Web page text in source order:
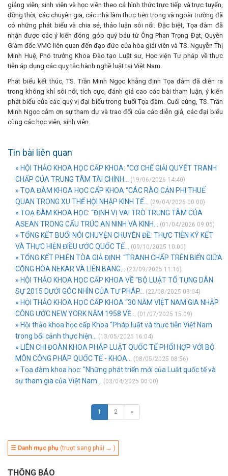
giảng viên, sinh viên và học viên theo cả hình thức trực tiếp và trực tuyến,
đồng thời, các chuyên gia, các nhà làm thực tiễn trong và ngoài trường đã
có những phát biểu và chia sẻ, thảo luận sôi nổi. Đặc biệt, Tọa đàm đã
nhận được các ý kiến đóng góp quý báu từ Ông Phan Trọng Đạt, Quyền
Giám đốc VMC liên quan đến đạo đức của hòa giải viên và TS. Nguyễn Thị
Minh Huệ, Phó trưởng Khoa Đào tạo Luật sư, Học viện Tư pháp về thực
tiễn áp dụng các quy tắc hành nghề luật tại Việt Nam.
Phát biểu kết thúc, TS. Trần Minh Ngọc khẳng định Tọa đàm đã diễn ra
trong không khí sôi nổi, tích cực, đánh giá cao các bài tham luận, ý kiến
phát biểu của các quý vị đại biểu trong buổi Tọa đàm. Cuối cùng, TS. Trần
Minh Ngọc cảm ơn sự tham dự và trao đổi của các diễn giả, các đại biểu
cùng các học viên, sinh viên.
Tin bài liên quan
» HỘI THẢO KHOA HỌC CẤP KHOA: “CƠ CHẾ GIẢI QUYẾT TRANH
CHẤP CỦA TRUNG TÂM TÀI CHÍNH...
(19/06/2026 14:40)
» TỌA ĐÀM KHOA HỌC CẤP KHOA “CÁC RÀO CẢN PHI THUẾ
QUAN TRONG XU THẾ HỘI NHẬP KINH TẾ...
(29/04/2026 00:00)
» TOẠ ĐÀM KHOA HỌC: “ĐỊNH VỊ VAI TRÒ TRUNG TÂM CỦA
ASEAN TRONG CẤU TRÚC AN NINH VÀ KINH...
(01/04/2026 09:05)
» TỔNG KẾT BUỔI NÓI CHUYỆN CHUYÊN ĐỀ: THỰC TIỄN KÝ KẾT
VÀ THỰC HIỆN ĐIỀU ƯỚC QUỐC TẾ...
(09/10/2025 10:00)
» TỔNG KẾT PHIÊN TÒA GIẢ ĐỊNH: “TRANH CHẤP TRÊN BIỂN GIỮA
CỘNG HÒA NEKAR VÀ LIÊN BANG...
(23/09/2025 11:16)
» HỘI THẢO KHOA HỌC CẤP KHOA VỀ “BỘ LUẬT TỐ TỤNG DÂN
SỰ 2015 DƯỚI GÓC NHÌN CỦA TƯ PHÁP...
(22/08/2025 09:04)
» HỘI THẢO KHOA HỌC CẤP KHOA “30 NĂM VIỆT NAM GIA NHẬP
CÔNG ƯỚC NEW YORK NĂM 1958 VỀ...
(01/07/2025 15:09)
» Hội thảo khoa học cấp Khoa “Pháp luật và thực tiễn Việt Nam
trong bối cảnh thực hiện...
(13/05/2025 16:04)
» LIÊN CHI ĐOÀN KHOA PHÁP LUẬT QUỐC TẾ PHỐI HỢP VỚI BỘ
MÔN CÔNG PHÁP QUỐC TẾ - KHOA...
(08/05/2025 08:56)
» Tọa đàm khoa học: "Những phát triển mới của Luật quốc tế và
sự tham gia của Việt Nam...
(03/04/2025 00:00)
1 2 »
☰ Danh mục phụ (trượt sang phải → )
THÔNG BÁO